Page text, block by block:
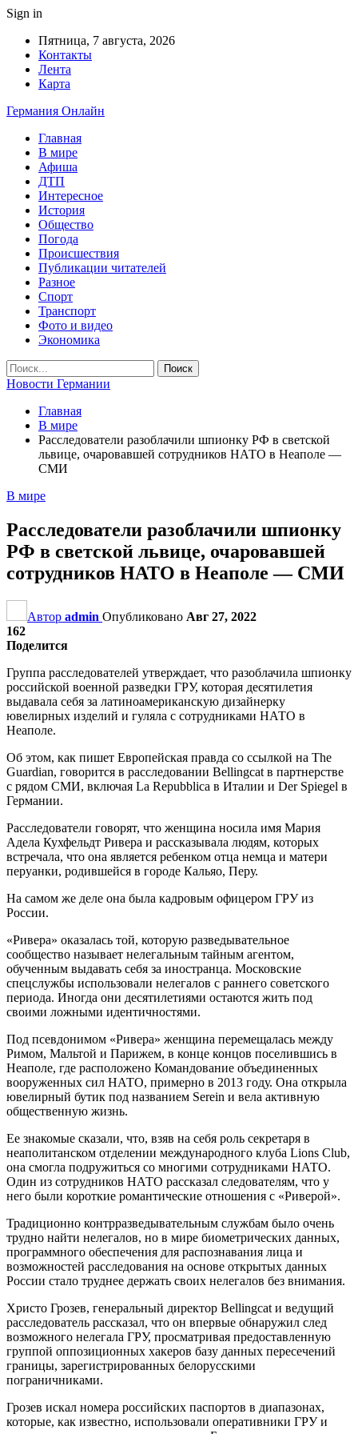
Sign in
Пятница, 7 августа, 2026
Контакты
Лента
Карта
Германия Онлайн
Главная
В мире
Афиша
ДТП
Интересное
История
Общество
Погода
Происшествия
Публикации читателей
Разное
Спорт
Транспорт
Фото и видео
Экономика
Новости Германии
Главная
В мире
Расследователи разоблачили шпионку РФ в светской
львице, очаровавшей сотрудников НАТО в Неаполе —
СМИ
В мире
Расследователи разоблачили шпионку
РФ в светской львице, очаровавшей
сотрудников НАТО в Неаполе — СМИ
Автор admin Опубликовано Авг 27, 2022
162
Поделится
Группа расследователей утверждает, что разоблачила шпионку
российской военной разведки ГРУ, которая десятилетия
выдавала себя за латиноамериканскую дизайнерку
ювелирных изделий и гуляла с сотрудниками НАТО в
Неаполе.
Об этом, как пишет Европейская правда со ссылкой на The
Guardian, говорится в расследовании Bellingcat в партнерстве
с рядом СМИ, включая La Repubblica в Италии и Der Spiegel в
Германии.
Расследователи говорят, что женщина носила имя Мария
Адела Кухфельдт Ривера и рассказывала людям, которых
встречала, что она является ребенком отца немца и матери
перуанки, родившейся в городе Кальяо, Перу.
На самом же деле она была кадровым офицером ГРУ из
России.
«Ривера» оказалась той, которую разведывательное
сообщество называет нелегальным тайным агентом,
обученным выдавать себя за иностранца. Московские
спецслужбы использовали нелегалов с раннего советского
периода. Иногда они десятилетиями остаются жить под
своими ложными идентичностями.
Под псевдонимом «Ривера» женщина перемещалась между
Римом, Мальтой и Парижем, в конце концов поселившись в
Неаполе, где расположено Командование объединенных
вооруженных сил НАТО, примерно в 2013 году. Она открыла
ювелирный бутик под названием Serein и вела активную
общественную жизнь.
Ее знакомые сказали, что, взяв на себя роль секретаря в
неаполитанском отделении международного клуба Lions Club,
она смогла подружиться со многими сотрудниками НАТО.
Один из сотрудников НАТО рассказал следователям, что у
него были короткие романтические отношения с «Риверой».
Традиционно контрразведывательным службам было очень
трудно найти нелегалов, но в мире биометрических данных,
программного обеспечения для распознавания лица и
возможностей расследования на основе открытых данных
России стало труднее держать своих нелегалов без внимания.
Христо Грозев, генеральный директор Bellingcat и ведущий
расследователь рассказал, что он впервые обнаружил след
возможного нелегала ГРУ, просматривая предоставленную
группой оппозиционных хакеров базу данных пересечений
границы, зарегистрированных белорусскими
пограничниками.
Грозев искал номера российских паспортов в диапазонах,
которые, как известно, использовали оперативники ГРУ и